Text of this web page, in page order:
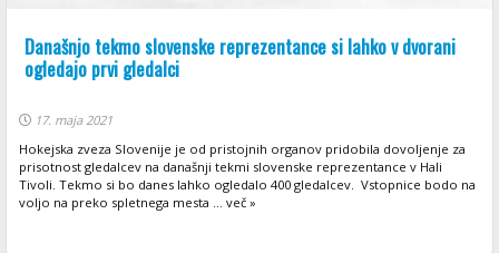
Današnjo tekmo slovenske reprezentance si lahko v dvorani
ogledajo prvi gledalci
17. maja 2021
Hokejska zveza Slovenije je od pristojnih organov pridobila dovoljenje za
prisotnost gledalcev na današnji tekmi slovenske reprezentance v Hali
Tivoli. Tekmo si bo danes lahko ogledalo 400 gledalcev. Vstopnice bodo na
voljo na preko spletnega mesta ... več »